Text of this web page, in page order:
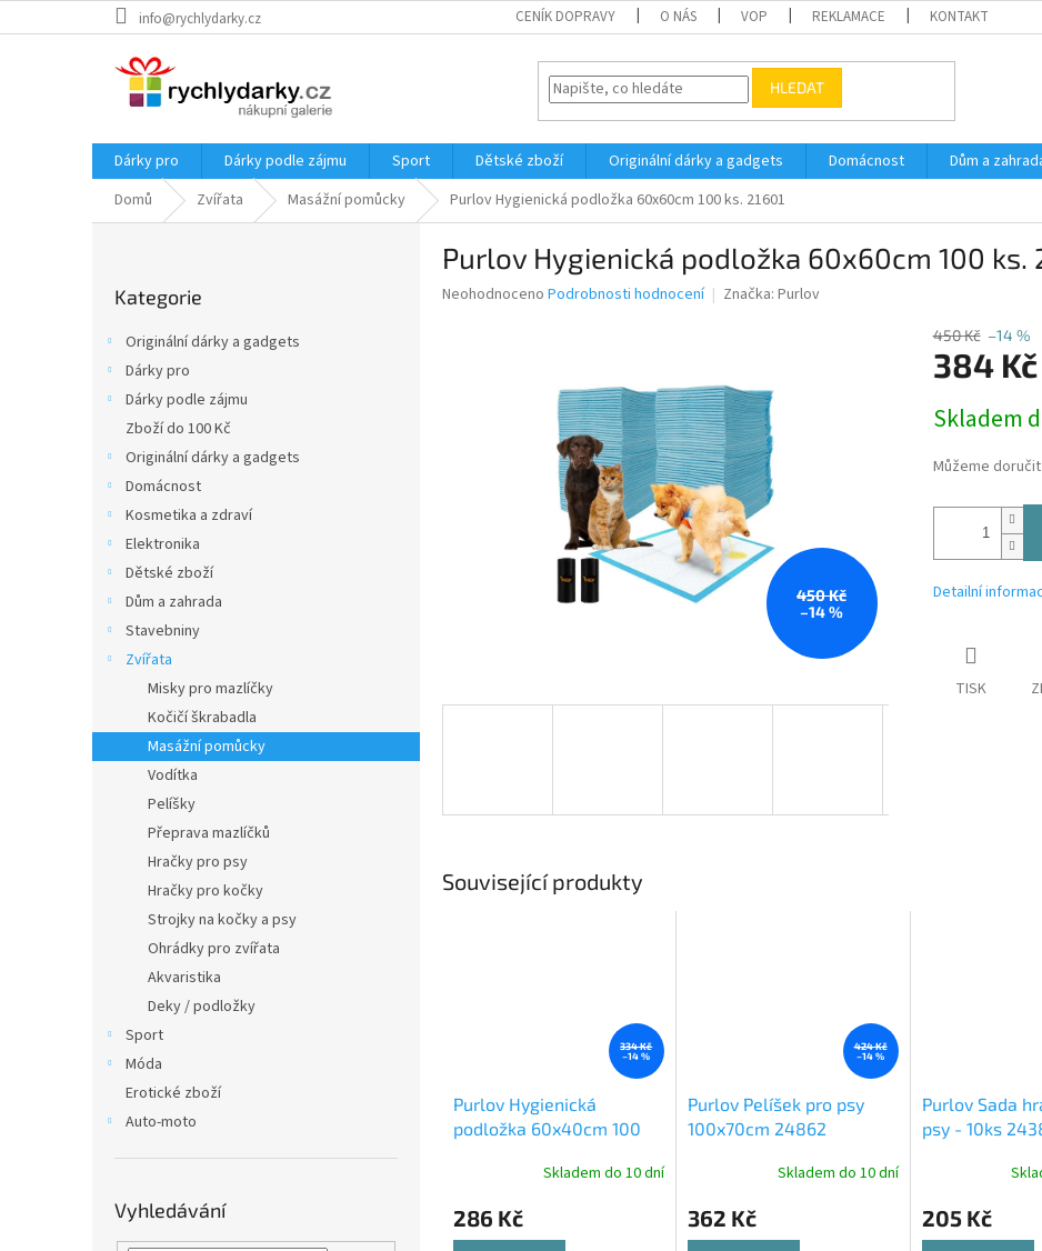
na
info@rychlydarky.cz CENÍK DOPRAVY O NÁS VOP REKLAMACE KONTAKT
HLEDAT
Dárky pro Dárky podle zájmu Sport Dětské zboží Originální dárky a gadgets Domácnost Dům a
Domů
Zvířata Masážní pomůcky Purlov Hygienická podložka 60x60cm 100 ks. 21601
kategorie
Kategorie
Originální dárky a gadgets
Dárky pro
Dárky podle zájmu
Zboží do 100 Kč
Originální dárky a gadgets
Domácnost
Kosmetika a zdraví
Elektronika
Dětské zboží
Dům a zahrada
Stavebniny
Zvířata
Misky pro mazlíčky
Kočičí škrabadla
Masážní pomůcky
Vodítka
Pelíšky
Přeprava mazlíčků
Hračky pro psy
Hračky pro kočky
Strojky na kočky a psy
Ohrádky pro zvířata
Akvaristika
Deky / podložky
Sport
Móda
Erotické zboží
Auto-moto
Vyhledávání
Purlov Hygienická podložka 60x60cm 100 ks.
Průměrné
Neohodnoceno Podrobnosti hodnocení Značka: Purlov
450 Kč
–14 %
450 Kč –14 %
384 Kč
cena:
Skladem
Můžeme
Detailní
TISK
Související produkty
334 Kč
–14 %
Purlov Hygienická
podložka 60x40cm 100
Skladem do 10 dní
286 Kč
424 Kč
–14 %
Purlov Pelíšek pro psy
100x70cm 24862
Skladem do 10 dní
362 Kč
Purlov Sada
psy - 10ks
205 Kč